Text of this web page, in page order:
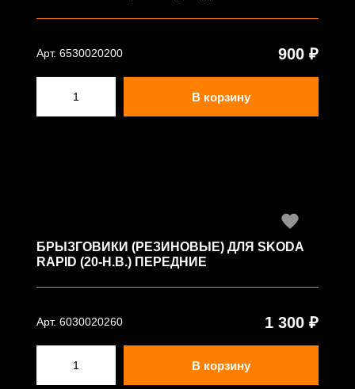
Арт. 6530020200 900 ₽
В корзину
БРЫЗГОВИКИ (РЕЗИНОВЫЕ) ДЛЯ SKODA
RAPID (20-Н.В.) ПЕРЕДНИЕ
Арт. 6030020260 1 300 ₽
В корзину